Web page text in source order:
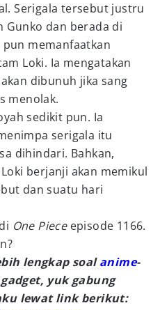
Serigala tersebut justru
Gunko dan berada di
memanfaatkan
Loki. Ia mengatakan
dibunuh jika sang
menolak.
sedikit pun. Ia
serigala itu
dihindari. Bahkan,
berjanji akan memikul
dan suatu hari
One Piece episode 1166.
lengkap soalanime-
yuk gabung
lewat link berikut: